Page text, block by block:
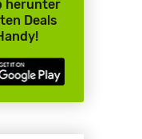
herunter
Deals